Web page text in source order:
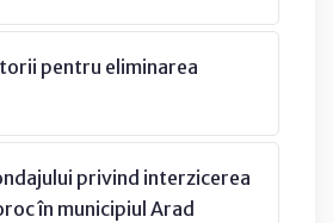
pentru eliminarea
privind interzicerea
în municipiul Arad